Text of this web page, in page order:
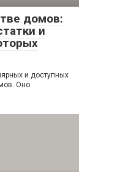
домов:
и
и доступных
Оно